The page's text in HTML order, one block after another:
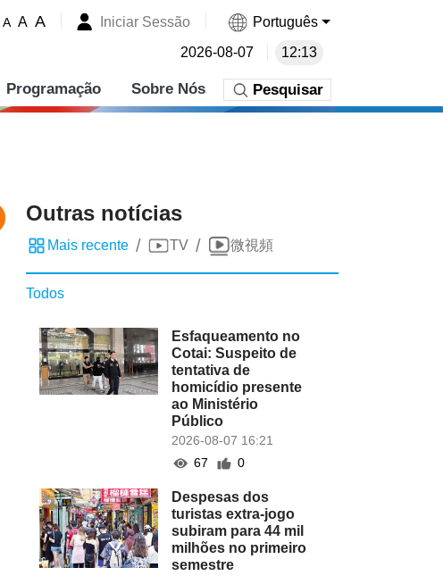
A A A Iniciar Sessão Português
2026-08-07 12:13
Programação Sobre Nós Pesquisar
Outras notícias
Mais recente / TV / 微視頻
Todos
Esfaqueamento no
Cotai: Suspeito de
tentativa de
homicídio presente
ao Ministério
Público
2026-08-07 16:21
67
0
Despesas dos
turistas extra-jogo
subiram para 44 mil
milhões no primeiro
semestre